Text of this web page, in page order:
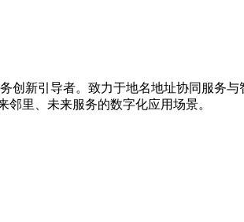
创新引导者。致力于地名地址协同服务
里、未来服务的数字化应用场景。